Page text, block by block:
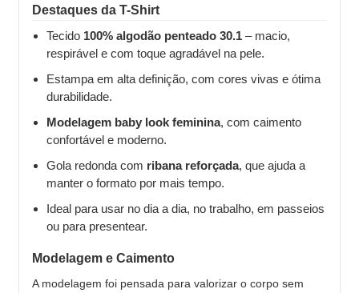
Destaques da T-Shirt
Tecido 100% algodão penteado 30.1 – macio,
respirável e com toque agradável na pele.
Estampa em alta definição, com cores vivas e ótima
durabilidade.
Modelagem baby look feminina, com caimento
confortável e moderno.
Gola redonda com ribana reforçada, que ajuda a
manter o formato por mais tempo.
Ideal para usar no dia a dia, no trabalho, em passeios
ou para presentear.
Modelagem e Caimento
A modelagem foi pensada para valorizar o corpo sem